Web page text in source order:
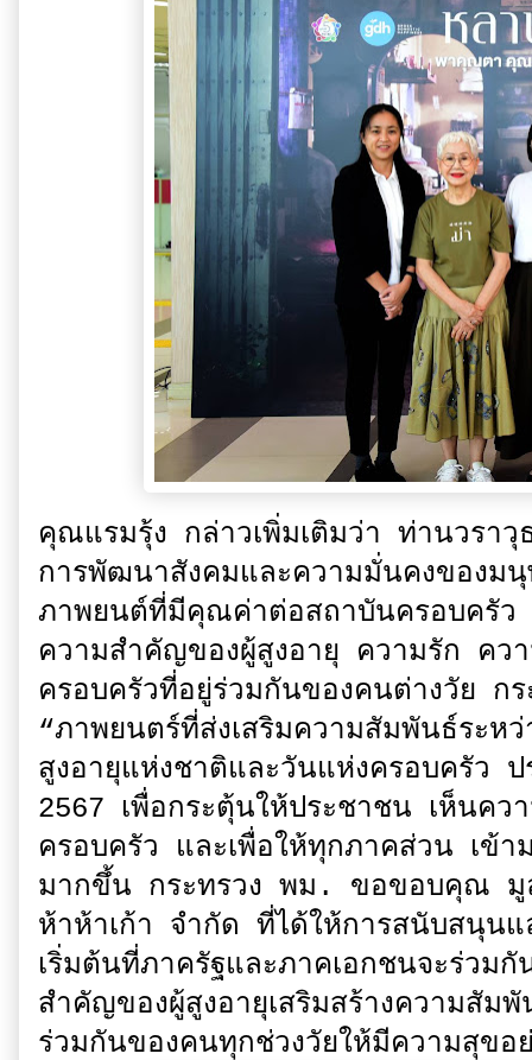
คุณแรมรุ้ง กล่าวเพิ่มเติมว่า ท่านวรา
การพัฒนาสังคมและความมั่นคงของม
ภาพยนต์ที่มีคุณค่าต่อสถาบันครอบครัว
ความสำคัญของผู้สูงอายุ ความรัก คว
ครอบครัวที่อยู่ร่วมกันของคนต่างวัย ก
“ภาพยนตร์ที่ส่งเสริมความสัมพันธ์ระห
สูงอายุแห่งชาติและวันแห่งครอบครัว
2567 เพื่อกระตุ้นให้ประชาชน เห็นคว
ครอบครัว และเพื่อให้ทุกภาคส่วน เข้
มากขึ้น กระทรวง​ พม. ขอขอบคุณ มู
ห้าห้าเก้า จำกัด ที่ได้ให้การสนับสนุน
เริ่มต้นที่ภาครัฐและภาคเอกชนจะร่วม
สำคัญของผู้สูงอายุเสริมสร้างความสัม
ร่วมกันของคนทุกช่วงวัยให้มีความสุขอ